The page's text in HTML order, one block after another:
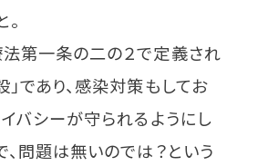
第一条の二の２で定義され
であり、感染対策もしてお
イバシーが守られるようにし
、問題は無いのでは？という